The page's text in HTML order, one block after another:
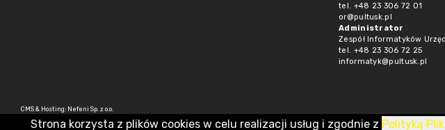
tel. +48 23 306 72 01
or@pultusk.pl
Administrator
Zespół Informatyków
tel. +48 23 306 72 25
informatyk@pultusk.pl
CMS & Hosting: Nefeni Sp. z o.o.
Strona korzysta z plików cookies w celu realizacji usług i zgodnie z Polityką